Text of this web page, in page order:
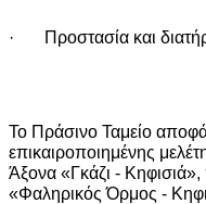
· Προστασία και
Το Πράσινο Ταμείο
επικαιροποιημένης
Άξονα «Γκάζι -
«Φαληρικός Όρμος -